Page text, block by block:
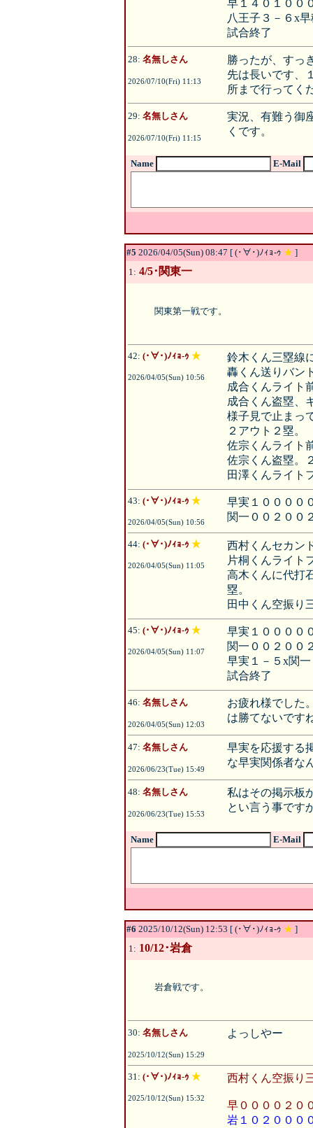
早１４０１００
八王子３－６x
試合終了
28: 名無しさん
2026/07/10(Fri) 11:13
勝ったが、すっ
先は長いです、
所まで行ってく
29: 名無しさん
2026/07/10(Fri) 11:15
実況、有難う御
くです。
Name E-Mail
#5 2026/04/05(Sun) 08:47 [ (･∀･)ﾉｨｮ-ｩ ★ ]
1: 4/5･関東一
関東第一戦です。
42: (･∀･)ﾉｨｮ-ｩ ★
2026/04/05(Sun) 10:56
鈴木くん三塁線
轟くん送りバン
成合くんライト
成合くん盗塁、
様子見で止まっ
２アウト２塁。
佐宗くんライト
佐宗くん盗塁。
田澤くんライト
43: (･∀･)ﾉｨｮ-ｩ ★
2026/04/05(Sun) 10:56
早実１００００
関一００２００
44: (･∀･)ﾉｨｮ-ｩ ★
2026/04/05(Sun) 11:05
西村くんセカン
片桐くんライト
高木くんに代打
塁。
田中くん空振り
45: (･∀･)ﾉｨｮ-ｩ ★
2026/04/05(Sun) 11:07
早実１００００
関一００２００
早実１－５x関一
試合終了
46: 名無しさん
2026/04/05(Sun) 12:03
お疲れ様でした
は勝てないです
47: 名無しさん
2026/06/23(Tue) 15:49
早実を応援する
な早実関係者な
48: 名無しさん
2026/06/23(Tue) 15:53
私はその掲示板
とい言う事です
Name E-Mail
#6 2025/10/12(Sun) 12:53 [ (･∀･)ﾉｨｮ-ｩ ★ ]
1: 10/12･岩倉
岩倉戦です。
30: 名無しさん
2025/10/12(Sun) 15:29
よっしやー
31: (･∀･)ﾉｨｮ-ｩ ★
2025/10/12(Sun) 15:32
西村くん空振り
早００００２０
岩１０２０００